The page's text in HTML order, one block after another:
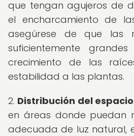
que tengan agujeros de
el encharcamiento de
asegúrese de que las
suficientemente
crecimiento de las
estabilidad a las plantas.
2. Distribución del
en áreas donde puedan
adecuada de luz natural,